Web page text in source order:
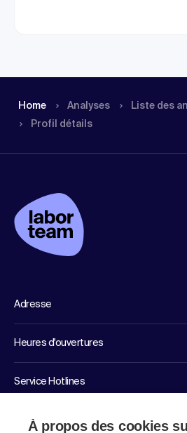
Home Analyses
Liste des
Profil détails
Adresse
Heures d'ouvertures
Service Hotlines
Liens importants
À propos des cookies